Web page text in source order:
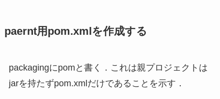
paernt用pom.xmlを作成する
packagingにpomと書く．これは親プロジェクトは
jarを持たずpom.xmlだけであることを示す．